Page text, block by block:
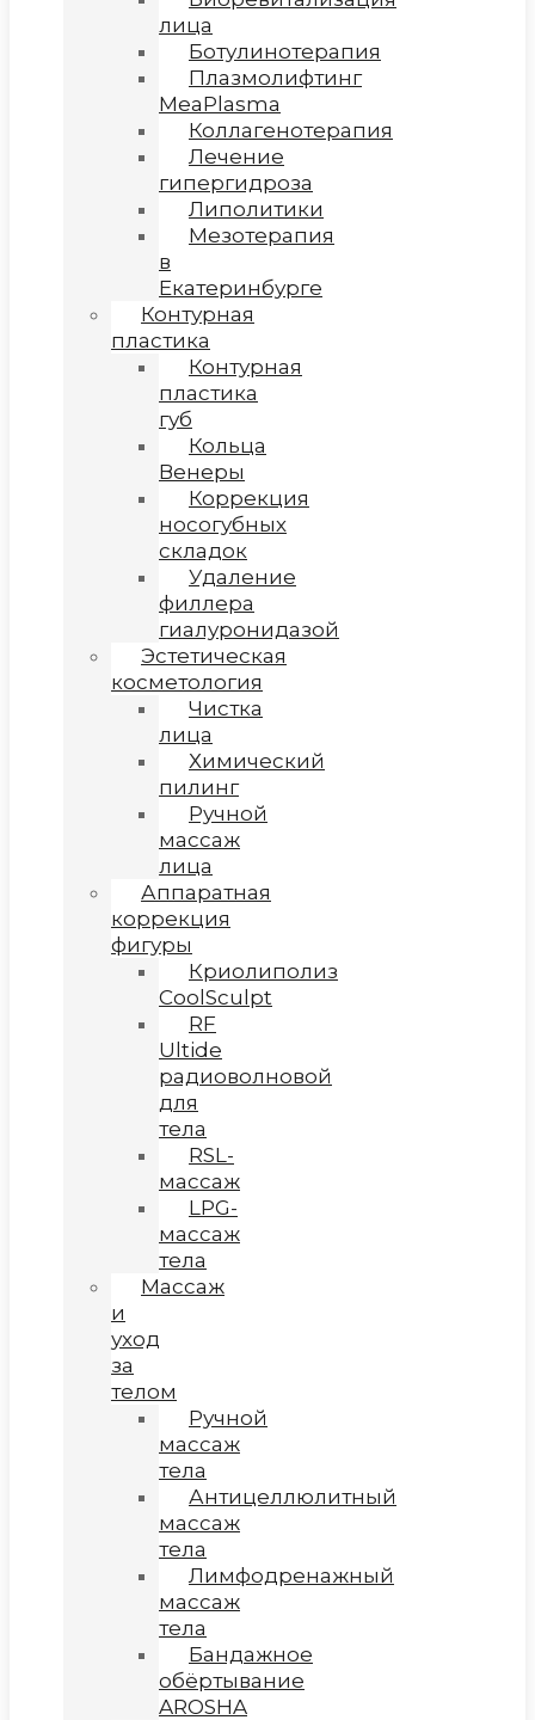
лица
Ботулинотерапия
Плазмолифтинг
MeaPlasma
Коллагенотерапия
Лечение
гипергидроза
Липолитики
Мезотерапия
в
Екатеринбурге
Контурная
пластика
Контурная
пластика
губ
Кольца
Венеры
Коррекция
носогубных
складок
Удаление
филлера
гиалуронидазой
Эстетическая
косметология
Чистка
лица
Химический
пилинг
Ручной
массаж
лица
Аппаратная
коррекция
фигуры
Криолиполиз
CoolSculpt
RF
Ultide
радиоволновой
для
тела
RSL-
массаж
LPG-
массаж
тела
Массаж
и
уход
за
телом
Ручной
массаж
тела
Антицеллюлитный
массаж
тела
Лимфодренажный
массаж
тела
Бандажное
обёртывание
AROSHA